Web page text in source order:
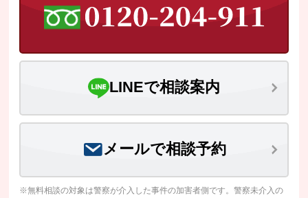
LINEで相談案内
メールで相談予約
※無料相談の対象は警察が介入した事件の加害者側です。警察未介入の